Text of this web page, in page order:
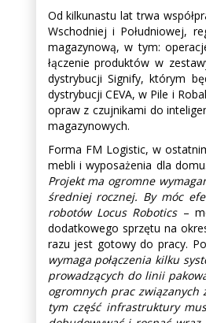
Od kilkunastu lat trwa
Wschodniej i Południowej,
magazynową, w tym:
łączenie produktów w
dystrybucji Signify, którym
dystrybucji CEVA, w Pile i
opraw z czujnikami do
magazynowych.
Forma FM Logistic, w
mebli i wyposażenia dla
Projekt ma ogromne
średniej rocznej. By móc
robotów Locus Robotics –
dodatkowego sprzętu na
razu jest gotowy do pracy.
wymaga połączenia kilku
prowadzących do linii
ogromnych prac
tym część infrastruktury